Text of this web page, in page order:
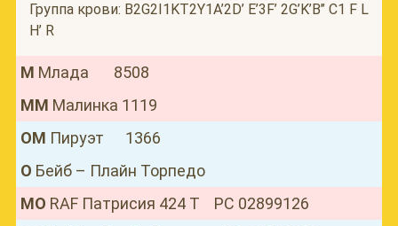
Группа крови: B2G2I1KT2Y1A’2D’ E’3F’ 2G’K’B’’ C1 F L
H’ R
М Млада 8508
ММ Малинка 1119
ОМ Пируэт 1366
О Бейб – Плайн Торпедо
МО RAF Патрисия 424 Т РС 02899126